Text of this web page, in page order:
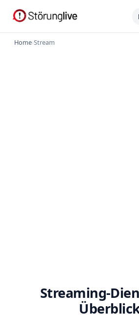
Home›Stream
Streaming-